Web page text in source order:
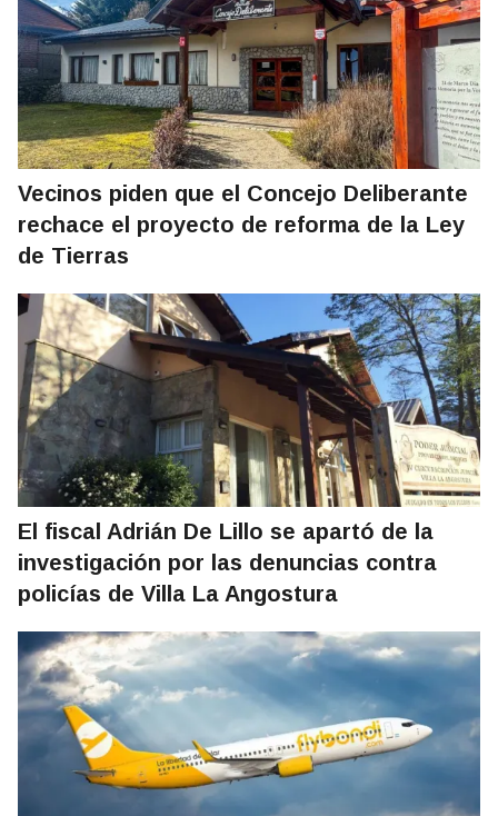
Vecinos piden que el Concejo Deliberante
rechace el proyecto de reforma de la Ley
de Tierras
El fiscal Adrián De Lillo se apartó de la
investigación por las denuncias contra
policías de Villa La Angostura